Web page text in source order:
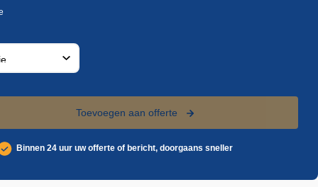
Toevoegen aan offerte
Binnen 24 uur uw offerte of bericht, doorgaans sneller